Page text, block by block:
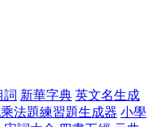
新華字典 英文名生成
法題練習題生成器 小學